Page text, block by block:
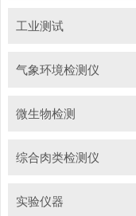
工业测试
气象环境检测仪
微生物检测
综合肉类检测仪
实验仪器